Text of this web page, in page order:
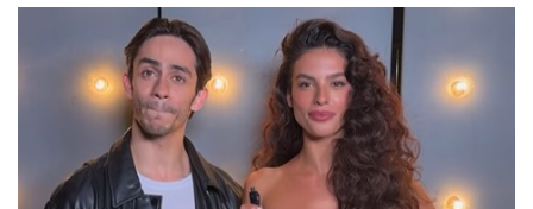
פרסמו
באייס
אחרינו: